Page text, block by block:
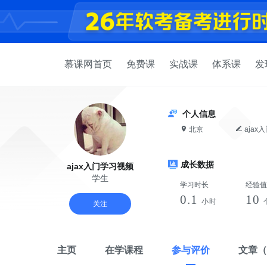
慕课网首页 免费课 实战课 体系课 发
ajax入门学习视频
学生
关注
个人信息
北京 ajax入
成长数据
学习时长
0.1 小时
经验值
10
主页 在学课程 参与评价 文章